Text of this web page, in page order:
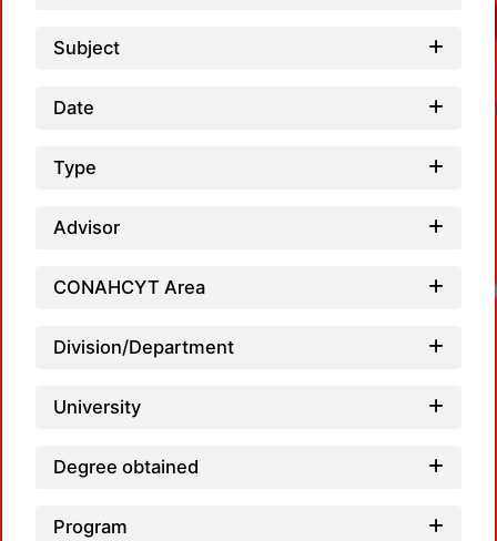
Subject
Date
Type
Advisor
CONAHCYT Area
Division/Department
University
Degree obtained
Program